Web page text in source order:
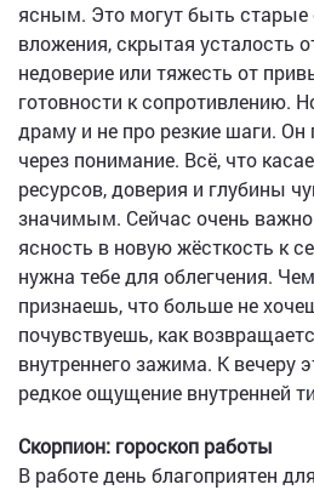
ясным. Это могут быть
вложения, скрытая усталость
недоверие или тяжесть от
готовности к сопротивлению.
драму и не про резкие шаги.
через понимание. Всё, что
ресурсов, доверия и глубины
значимым. Сейчас очень важно
ясность в новую жёсткость к
нужна тебе для облегчения.
признаешь, что больше не
почувствуешь, как
внутреннего зажима. К вечеру
редкое ощущение внутренней
Скорпион: гороскоп работы
В работе день благоприятен